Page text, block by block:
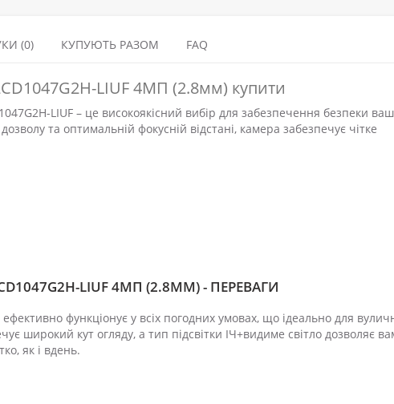
(0) КУПУЮТЬ РАЗОМ FAQ
LIUF 4МП (2.8мм) купити
LIUF – це високоякісний вибір для забезпечення безпеки
та оптимальній фокусній відстані, камера забезпечує чітке
LIUF 4МП (2.8ММ) - ПЕРЕВАГИ
функціонує у всіх погодних умовах, що ідеально для
широкий кут огляду, а тип підсвітки ІЧ+видиме світло дозволяє
як і вдень.